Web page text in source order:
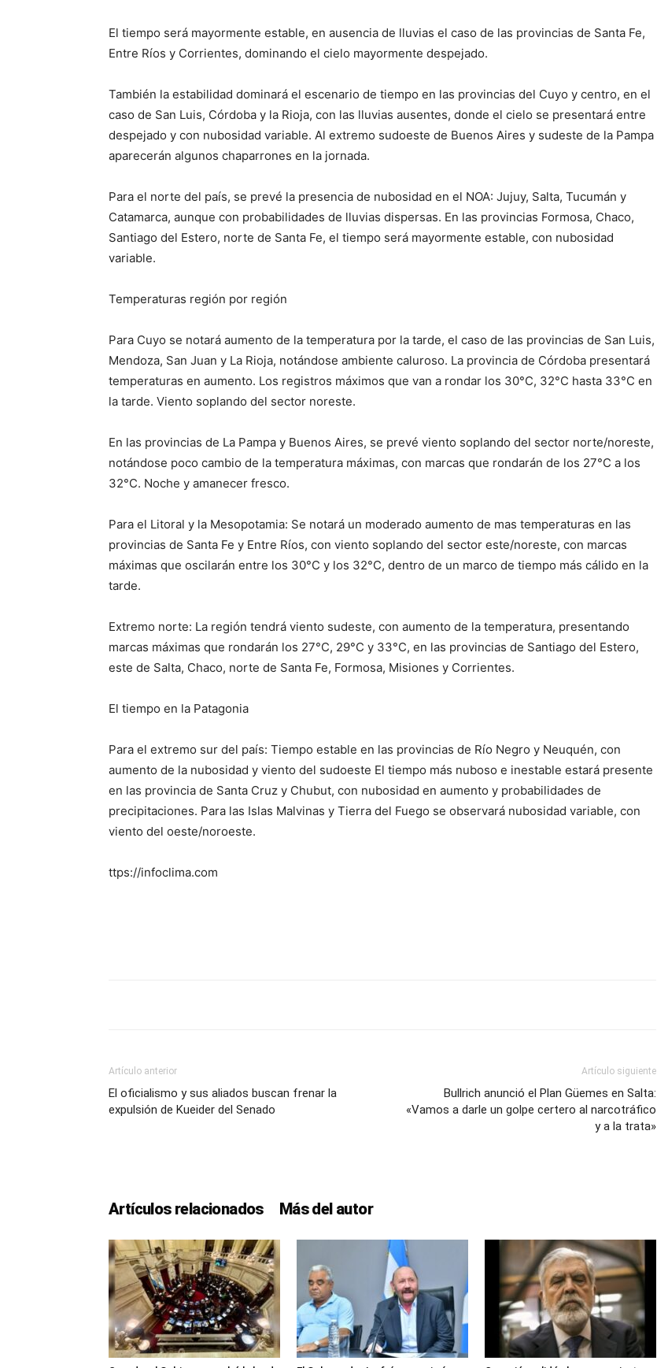
lo
que
se
ve…
El tiempo será mayormente estable, en ausencia de lluvias el caso de las provincias de Santa Fe,
Entre Ríos y Corrientes, dominando el cielo mayormente despejado.
También la estabilidad dominará el escenario de tiempo en las provincias del Cuyo y centro, en el
caso de San Luis, Córdoba y la Rioja, con las lluvias ausentes, donde el cielo se presentará entre
despejado y con nubosidad variable. Al extremo sudoeste de Buenos Aires y sudeste de la Pampa
aparecerán algunos chaparrones en la jornada.
Para el norte del país, se prevé la presencia de nubosidad en el NOA: Jujuy, Salta, Tucumán y
Catamarca, aunque con probabilidades de lluvias dispersas. En las provincias Formosa, Chaco,
Santiago del Estero, norte de Santa Fe, el tiempo será mayormente estable, con nubosidad
variable.
Temperaturas región por región
Para Cuyo se notará aumento de la temperatura por la tarde, el caso de las provincias de San Luis,
Mendoza, San Juan y La Rioja, notándose ambiente caluroso. La provincia de Córdoba presentará
temperaturas en aumento. Los registros máximos que van a rondar los 30°C, 32°C hasta 33°C en
la tarde. Viento soplando del sector noreste.
En las provincias de La Pampa y Buenos Aires, se prevé viento soplando del sector norte/noreste,
notándose poco cambio de la temperatura máximas, con marcas que rondarán de los 27°C a los
32°C. Noche y amanecer fresco.
Para el Litoral y la Mesopotamia: Se notará un moderado aumento de mas temperaturas en las
provincias de Santa Fe y Entre Ríos, con viento soplando del sector este/noreste, con marcas
máximas que oscilarán entre los 30°C y los 32°C, dentro de un marco de tiempo más cálido en la
tarde.
Extremo norte: La región tendrá viento sudeste, con aumento de la temperatura, presentando
marcas máximas que rondarán los 27°C, 29°C y 33°C, en las provincias de Santiago del Estero,
este de Salta, Chaco, norte de Santa Fe, Formosa, Misiones y Corrientes.
El tiempo en la Patagonia
Para el extremo sur del país: Tiempo estable en las provincias de Río Negro y Neuquén, con
aumento de la nubosidad y viento del sudoeste El tiempo más nuboso e inestable estará presente
en las provincia de Santa Cruz y Chubut, con nubosidad en aumento y probabilidades de
precipitaciones. Para las Islas Malvinas y Tierra del Fuego se observará nubosidad variable, con
viento del oeste/noroeste.
ttps://infoclima.com
Artículo anterior
El oficialismo y sus aliados buscan frenar la
expulsión de Kueider del Senado
Artículo siguiente
Bullrich anunció el Plan Güemes en Salta:
«Vamos a darle un golpe certero al narcotráfico
y a la trata»
Artículos relacionados Más del autor